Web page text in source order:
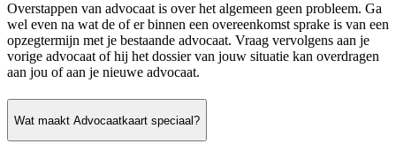
Overstappen van advocaat is over het algemeen geen probleem. Ga
wel even na wat de of er binnen een overeenkomst sprake is van een
opzegtermijn met je bestaande advocaat. Vraag vervolgens aan je
vorige advocaat of hij het dossier van jouw situatie kan overdragen
aan jou of aan je nieuwe advocaat.
Wat maakt Advocaatkaart speciaal?